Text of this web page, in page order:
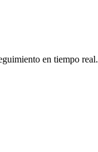
en tiempo real.